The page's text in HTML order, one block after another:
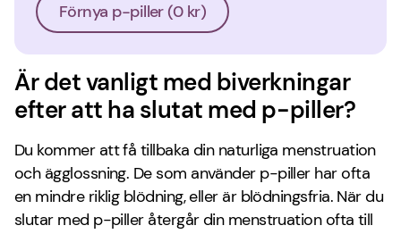
Förnya p-piller (0 kr)
Är det vanligt med biverkningar
efter att ha slutat med p-piller?
Du kommer att få tillbaka din naturliga menstruation
och ägglossning. De som använder p-piller har ofta
en mindre riklig blödning, eller är blödningsfria. När du
slutar med p-piller återgår din menstruation ofta till